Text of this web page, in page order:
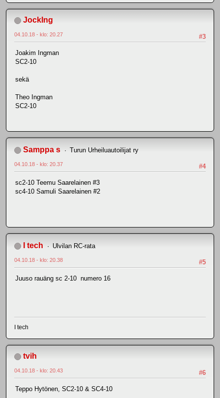
JockIng
#3
04.10.18 - klo: 20.27
Joakim Ingman
SC2-10
sekä
Theo Ingman
SC2-10
Samppa s Turun Urheiluautoilijat ry
#4
04.10.18 - klo: 20.37
sc2-10 Teemu Saarelainen #3
sc4-10 Samuli Saarelainen #2
I tech Ulvilan RC-rata
#5
04.10.18 - klo: 20.38
Juuso rauäng sc 2-10 numero 16
I tech
tvih
#6
04.10.18 - klo: 20.43
Teppo Hytönen, SC2-10 & SC4-10